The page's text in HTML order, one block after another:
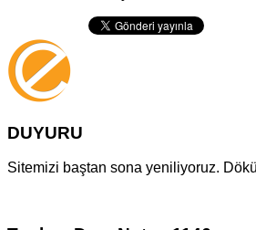
DUYURU
Sitemizi baştan sona yeniliyoruz.